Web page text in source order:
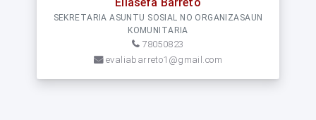
SEKRETARIA ASUNTU SOSIAL NO ORGANIZASAUN
KOMUNITARIA
78050823
evaliabarreto1@gmail.com